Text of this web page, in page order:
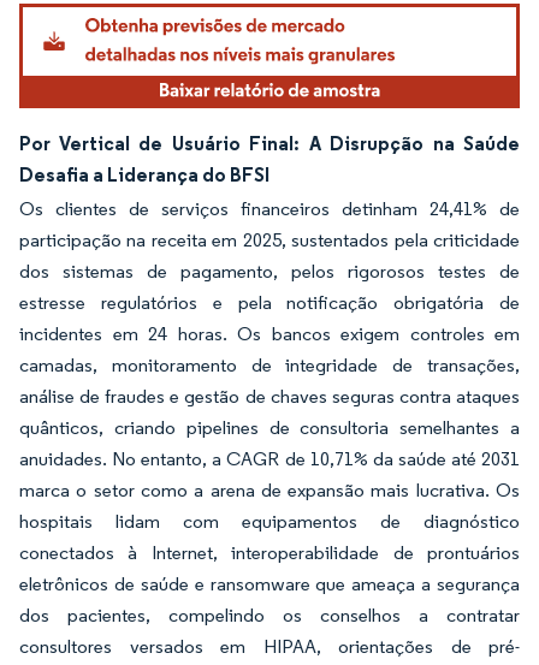
Por Vertical de Usuário Final: A Disrupção na Saúde
Desafia a Liderança do BFSI
Os clientes de serviços financeiros detinham 24,41% de
participação na receita em 2025, sustentados pela criticidade
dos sistemas de pagamento, pelos rigorosos testes de
estresse regulatórios e pela notificação obrigatória de
incidentes em 24 horas. Os bancos exigem controles em
camadas, monitoramento de integridade de transações,
análise de fraudes e gestão de chaves seguras contra ataques
quânticos, criando pipelines de consultoria semelhantes a
anuidades. No entanto, a CAGR de 10,71% da saúde até 2031
marca o setor como a arena de expansão mais lucrativa. Os
hospitais lidam com equipamentos de diagnóstico
conectados à Internet, interoperabilidade de prontuários
eletrônicos de saúde e ransomware que ameaça a segurança
dos pacientes, compelindo os conselhos a contratar
consultores versados em HIPAA, orientações de pré-